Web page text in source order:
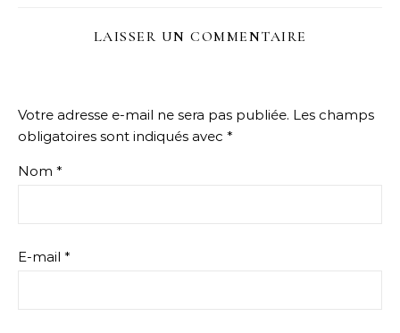
LAISSER UN COMMENTAIRE
Votre adresse e-mail ne sera pas publiée. Les champs
obligatoires sont indiqués avec *
Nom *
E-mail *